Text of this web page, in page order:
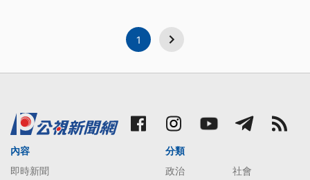
1
內容
即時新聞
分類
政治
社會